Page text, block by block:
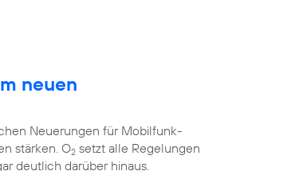
neuen
Neuerungen für Mobilfunk-
stärken. O2 setzt alle Regelungen
deutlich darüber hinaus.